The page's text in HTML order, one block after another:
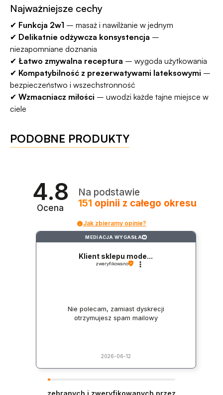
Najważniejsze cechy
✔ Funkcja 2w1 – masaż i nawilżanie w jednym
✔ Delikatnie odżywcza konsystencja –
niezapomniane doznania
✔ Łatwo zmywalna receptura – wygoda użytkowania
✔ Kompatybilność z prezerwatywami lateksowymi –
bezpieczeństwo i wszechstronność
✔ Wzmacniacz miłości – uwodzi każde tajne miejsce w
ciele
PODOBNE PRODUKTY
4.8
Ocena
Na podstawie
151 opinii z całego okresu
Jak zbieramy opinie?
MEDIACJA WYGASŁA ?
Klient sklepu mode...
zweryfikowano
Nie polecam, zamiast dyskrecji
otrzymujesz spam mailowy
2026-06-12
zebranych i zweryfikowanych przez